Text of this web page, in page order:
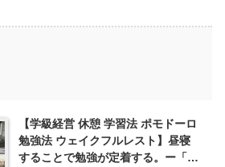
【学級経営 休憩 学習法 ポモドーロ
勉強法 ウェイクフルレスト】昼寝
することで勉強が定着する。ー「最